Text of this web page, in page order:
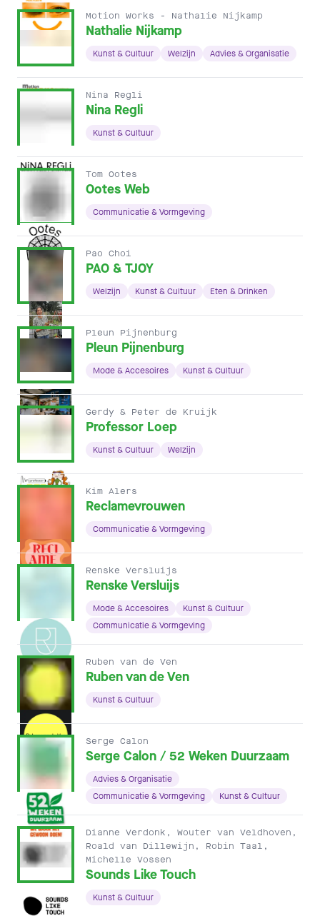
Motion Works - Nathalie Nijkamp
Nathalie Nijkamp
Kunst & Cultuur Welzijn Advies & Organisatie
Nina Regli
Nina Regli
Kunst & Cultuur
Tom Ootes
Ootes Web
Communicatie & Vormgeving
Pao Choi
PAO & TJOY
Welzijn Kunst & Cultuur Eten & Drinken
Pleun Pijnenburg
Pleun Pijnenburg
Mode & Accesoires Kunst & Cultuur
Gerdy & Peter de Kruijk
Professor Loep
Kunst & Cultuur Welzijn
Kim Alers
Reclamevrouwen
Communicatie & Vormgeving
Renske Versluijs
Renske Versluijs
Mode & Accesoires
Kunst & Cultuur
Communicatie & Vormgeving
Ruben van de Ven
Ruben van de Ven
Kunst & Cultuur
Serge Calon
Serge Calon / 52 Weken Duurzaam
Advies & Organisatie
Communicatie & Vormgeving
Kunst & Cultuur
Dianne Verdonk, Wouter van Veldhoven,
Roald van Dillewijn, Robin Taal,
Michelle Vossen
Sounds Like Touch
Kunst & Cultuur